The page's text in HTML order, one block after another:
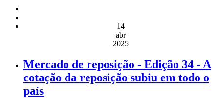
14
abr
2025
Mercado de reposição - Edição 34 - A
cotação da reposição subiu em todo o
país